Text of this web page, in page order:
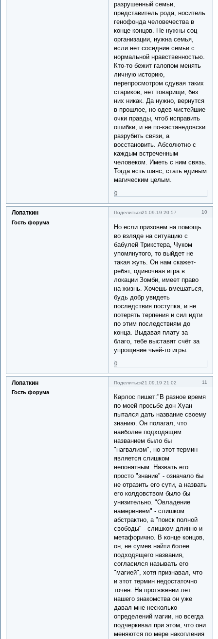
разрушенный семьи,
представитель рода, носитель
генофонда человечества в
конце концов. Не нужны соц
организации, нужна семья,
если нет соседние семьи с
нормальной нравственностью.
Кто-то бежит галопом менять
личную историю,
перепросмотром сдувая таких
стариков, нет товарищи, без
них никак. Да нужно, вернутся
в прошлое, но одев чистейшие
очки правды, чтоб исправить
ошибки, и не по-кастанедовски
разрубить связи, а
восстановить. Абсолютно с
каждым встреченным
человеком. Иметь с ним связь.
Тогда есть шанс, стать единым
магическим целым.
0
Поделиться 10
21.09.19 20:57
Лопаткин
Гость форума
Но если призовем на помощь
во взляде на ситуацию с
бабулей Трикстера, Чуком
упомянутого, то выйдет не
такая жуть. Он нам скажет-
ребят, одиночная игра в
локации Зомби, имеет право
на жизнь. Хочешь вмешаться,
будь добр увидеть
последствия поступка, и не
потерять терпения и сил идти
по этим последствиям до
конца. Выдавая плату за
благо, тебе выставят счёт за
упрощение чьей-то игры.
0
Поделиться 11
21.09.19 21:02
Лопаткин
Гость форума
Карлос пишет:"В разное время
по моей просьбе дон Хуан
пытался дать название своему
знанию. Он полагал, что
наиболее подходящим
названием было бы
"нагвализм", но этот термин
является слишком
непонятным. Назвать его
просто "знание" - означало бы
не отразить его сути, а назвать
его колдовством было бы
унизительно. "Овладение
намерением" - слишком
абстрактно, а "поиск полной
свободы" - слишком длинно и
метафорично. В конце концов,
он, не сумев найти более
подходящего названия,
согласился называть его
"магией", хотя признавал, что
и этот термин недостаточно
точен. На протяжении лет
нашего знакомства он уже
давал мне несколько
определений магии, но всегда
подчеркивал при этом, что они
меняются по мере накопления